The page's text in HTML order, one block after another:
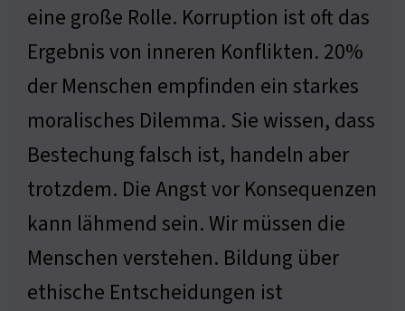
eine große Rolle. Korruption ist oft das
Ergebnis von inneren Konflikten. 20%
der Menschen empfinden ein starkes
moralisches Dilemma. Sie wissen, dass
Bestechung falsch ist, handeln aber
trotzdem. Die Angst vor Konsequenzen
kann lähmend sein. Wir müssen die
Menschen verstehen. Bildung über
ethische Entscheidungen ist